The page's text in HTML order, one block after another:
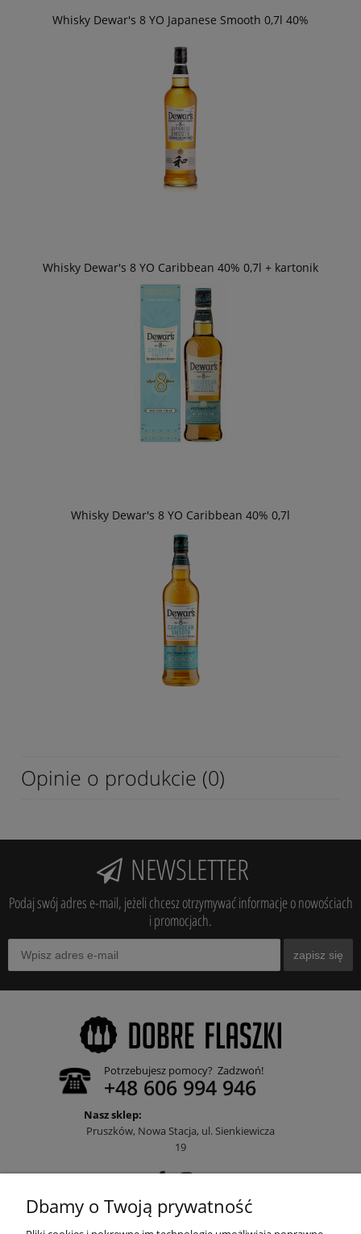
Whisky Dewar's 8 YO Japanese Smooth 0,7l 40%
Whisky Dewar's 8 YO Caribbean 40% 0,7l + kartonik
Whisky Dewar's 8 YO Caribbean 40% 0,7l
Opinie o produkcie (0)
NEWSLETTER
Podaj swój adres e-mail, jeżeli chcesz otrzymywać informacje o nowościach
i promocjach.
zapisz się
Potrzebujesz pomocy? Zadzwoń!
+48 606 994 946
Nasz sklep:
Pruszków, Nowa Stacja, ul. Sienkiewicza
19
Dbamy o Twoją prywatność